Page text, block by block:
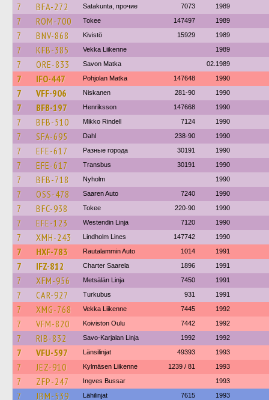
7 BFA-272 Satakunta, прочие 7073 1989
7 ROM-700 Tokee 147497 1989
7 BNV-868 Kivistö 15929 1989
7 KFB-385 Vekka Liikenne 1989
7 ORE-833 Savon Matka 02.1989
7 IFO-447 Pohjolan Matka 147648 1990
7 VFF-906 Niskanen 281-90 1990
7 BFB-197 Henriksson 147668 1990
7 BFB-510 Mikko Rindell 7124 1990
7 SFA-695 Dahl 238-90 1990
7 EFE-617 Разные города 30191 1990
7 EFE-617 Transbus 30191 1990
7 BFB-718 Nyholm 1990
7 OSS-478 Saaren Auto 7240 1990
7 BFC-938 Tokee 220-90 1990
7 EFE-123 Westendin Linja 7120 1990
7 XMH-243 Lindholm Lines 147742 1990
7 HXF-783 Rautalammin Auto 1014 1991
7 IFZ-812 Charter Saarela 1896 1991
7 XFM-956 Metsälän Linja 7450 1991
7 CAR-927 Turkubus 931 1991
7 XMG-768 Vekka Liikenne 7445 1992
7 VFM-820 Koiviston Oulu 7442 1992
7 RIB-832 Savo-Karjalan Linja 1992 1992
7 VFU-597 Länsilinjat 49393 1993
7 JEZ-910 Kylmäsen Liikenne 1239 / 81 1993
7 ZFP-247 Ingves Bussar 1993
7 JBM-539 Lähilinjat 7615 1993